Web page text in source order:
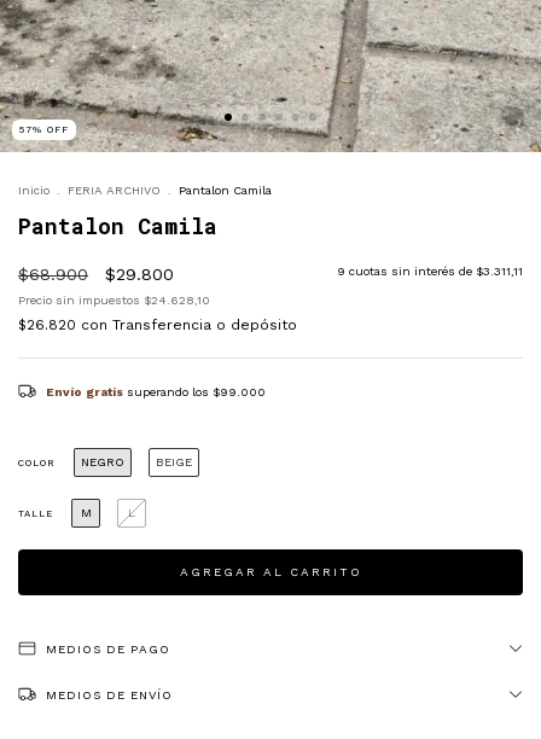
57% OFF
Inicio . FERIA ARCHIVO . Pantalon Camila
Pantalon Camila
$68.900 $29.800 9 cuotas sin interés de $3.311,11
Precio sin impuestos $24.628,10
$26.820 con Transferencia o depósito
Envío gratis superando los $99.000
COLOR NEGRO BEIGE
TALLE M L
MEDIOS DE PAGO
MEDIOS DE ENVÍO